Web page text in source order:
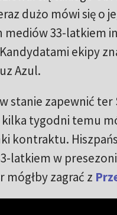
dużo mówi się o
33-latkiem
ekipy
Azul.
stanie zapewnić
tygodni temu
kontraktu.
latkiem w
mógłby zagrać z